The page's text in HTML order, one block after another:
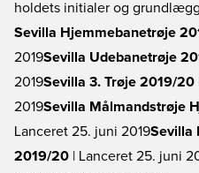
holdets initialer og
Sevilla Hjemmebanetrøje
2019Sevilla Udebanetrøje
2019Sevilla 3. Trøje 2019/20
2019Sevilla Målmandstrøje
Lanceret 25. juni 2019Sevilla
2019/20 | Lanceret 25. juni